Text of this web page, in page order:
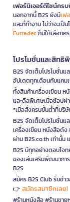
เฟอร์นิเจอร์ดีไซน์คร
นอกจากนี้ B2S ยังมีเฟ
และที่ทำงาน ไม่ว่าจะเป็
Furradecก็มีให้เลือกค
โปรโมชั่นและสิทธิ
B2S จัดเต็มโปรโมชั่น
อัปเดตทุกเดือนกับแคม
ทั้งสินค้าเครื่องเขียน
และดีลพิเศษเมื่อช้อปผ่
*เมื่อสั่งครบขั้นต่ำที่บริ
B2S จัดเต็มโปรโมชั่น
เครื่องเขียน หนังสือดั
ผ่าน B2S.co.th เท่านั้
B2S มีทุกอย่างตอบโจ
ของเล่นเสริมพัฒนากา
B2S
สมัคร B2S Club รับข่า
👉 สมัครสมาชิกเลย!
#ร้านหนังสือ #ร้านขาย